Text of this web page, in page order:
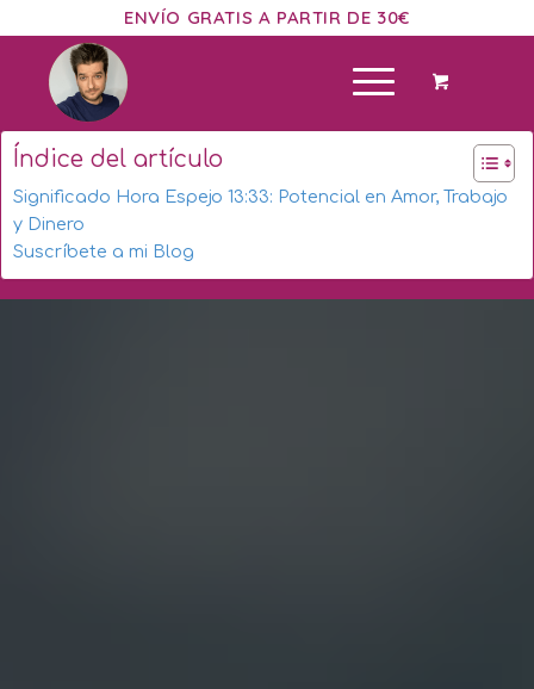
ENVÍO GRATIS A PARTIR DE 30€
Índice del artículo
Significado Hora Espejo 13:33: Potencial en Amor, Trabajo
y Dinero
Suscríbete a mi Blog